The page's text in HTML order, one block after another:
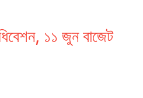
১১ জুন বাজেট